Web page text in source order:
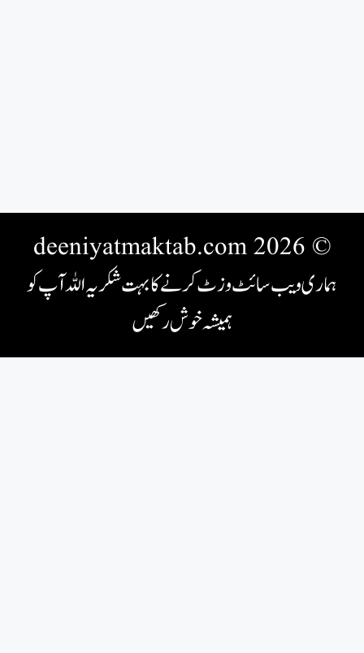
© 2026 deeniyatmaktab.com
ہماری ویب سائٹ وزٹ کرنے کا بہت شکریہ اللہ آپ کو
ہمیشہ خوش رکھیں